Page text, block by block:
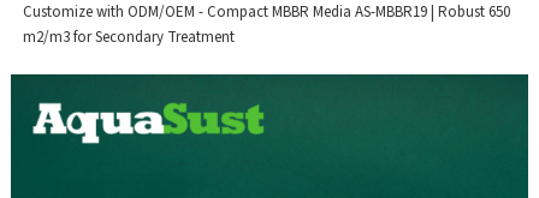
Customize with ODM/OEM - Compact MBBR Media AS-MBBR19 | Robust 650
m2/m3 for Secondary Treatment